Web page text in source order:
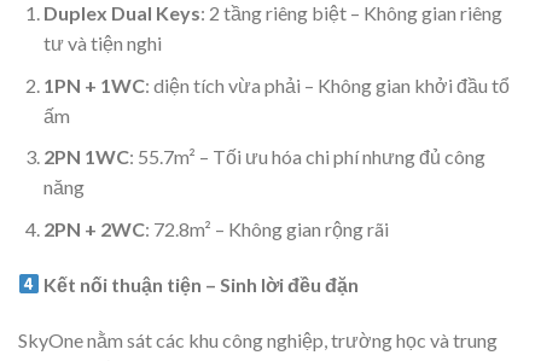
Duplex Dual Keys: 2 tầng riêng biệt – Không gian riêng
tư và tiện nghi
1PN + 1WC: diện tích vừa phải – Không gian khởi đầu tổ
ấm
2PN 1WC: 55.7m² – Tối ưu hóa chi phí nhưng đủ công
năng
2PN + 2WC: 72.8m² – Không gian rộng rãi
Kết nối thuận tiện – Sinh lời đều đặn
SkyOne nằm sát các khu công nghiệp, trường học và trung